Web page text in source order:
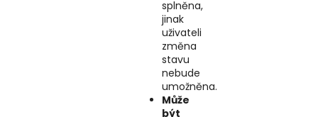
splněna,
jinak
uživateli
změna
stavu
nebude
umožněna.
Může
být